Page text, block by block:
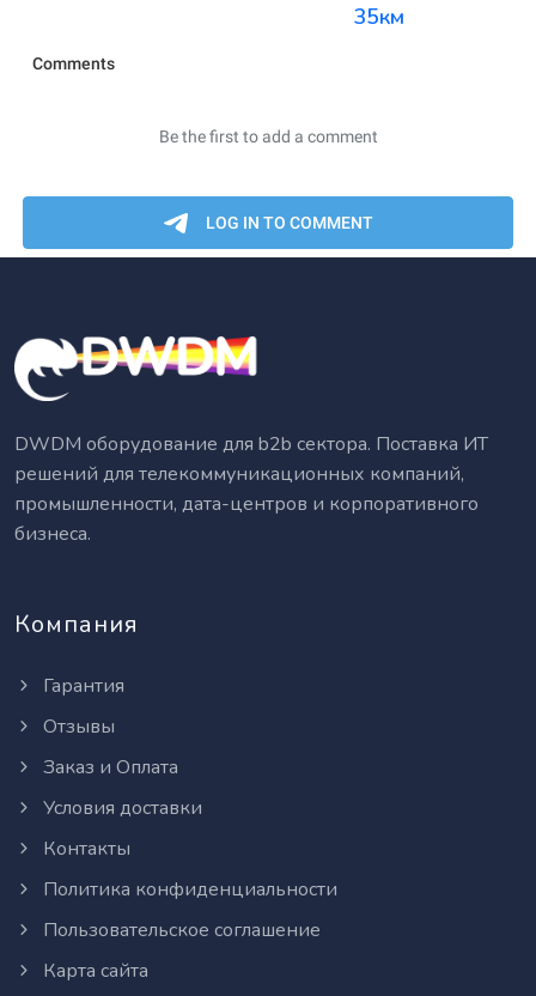
35км
DWDM оборудование для b2b сектора. Поставка ИТ
решений для телекоммуникационных компаний,
промышленности, дата-центров и корпоративного
бизнеса.
Компания
Гарантия
Отзывы
Заказ и Оплата
Условия доставки
Контакты
Политика конфиденциальности
Пользовательское соглашение
Карта сайта